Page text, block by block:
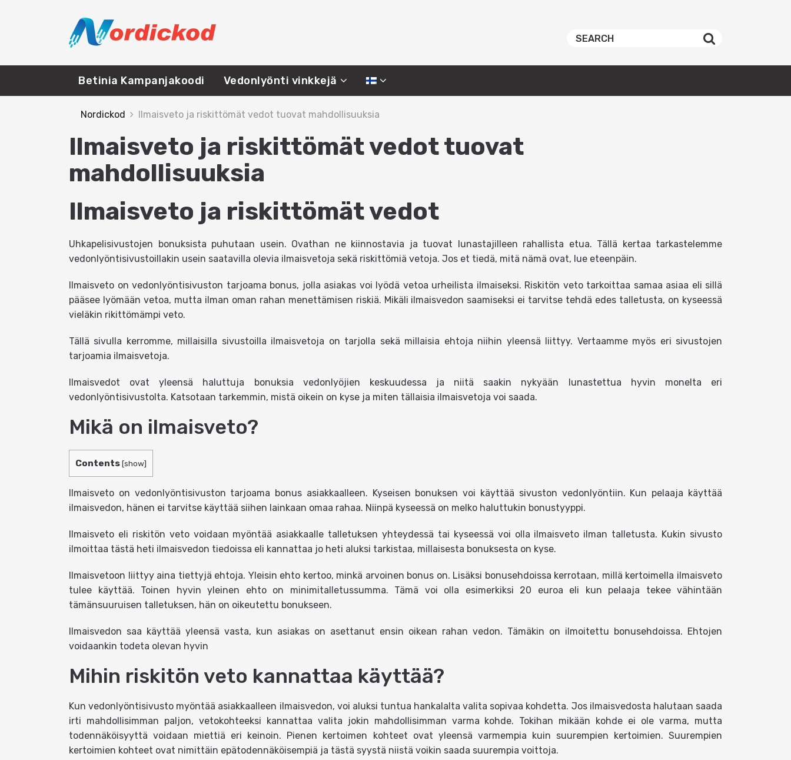
Betinia Kampanjakoodi Vedonlyönti vinkkejä
Nordickod Ilmaisveto ja riskittömät vedot tuovat mahdollisuuksia
Ilmaisveto ja riskittömät vedot tuovat
mahdollisuuksia
Ilmaisveto ja riskittömät vedot
Uhkapelisivustojen bonuksista puhutaan usein. Ovathan ne kiinnostavia ja tuovat lunastajilleen rahallista etua. Tällä kertaa tarkastelemme
vedonlyöntisivustoillakin usein saatavilla olevia ilmaisvetoja sekä riskittömiä vetoja. Jos et tiedä, mitä nämä ovat, lue eteenpäin.
Ilmaisveto on vedonlyöntisivuston tarjoama bonus, jolla asiakas voi lyödä vetoa urheilista ilmaiseksi. Riskitön veto tarkoittaa samaa asiaa eli sillä
pääsee lyömään vetoa, mutta ilman oman rahan menettämisen riskiä. Mikäli ilmaisvedon saamiseksi ei tarvitse tehdä edes talletusta, on kyseessä
vieläkin rikittömämpi veto.
Tällä sivulla kerromme, millaisilla sivustoilla ilmaisvetoja on tarjolla sekä millaisia ehtoja niihin yleensä liittyy. Vertaamme myös eri sivustojen
tarjoamia ilmaisvetoja.
Ilmaisvedot ovat yleensä haluttuja bonuksia vedonlyöjien keskuudessa ja niitä saakin nykyään lunastettua hyvin monelta eri
vedonlyöntisivustolta. Katsotaan tarkemmin, mistä oikein on kyse ja miten tällaisia ilmaisvetoja voi saada.
Mikä on ilmaisveto?
Contents[show]
Ilmaisveto on vedonlyöntisivuston tarjoama bonus asiakkaalleen. Kyseisen bonuksen voi käyttää sivuston vedonlyöntiin. Kun pelaaja käyttää
ilmaisvedon, hänen ei tarvitse käyttää siihen lainkaan omaa rahaa. Niinpä kyseessä on melko haluttukin bonustyyppi.
Ilmaisveto eli riskitön veto voidaan myöntää asiakkaalle talletuksen yhteydessä tai kyseessä voi olla ilmaisveto ilman talletusta. Kukin sivusto
ilmoittaa tästä heti ilmaisvedon tiedoissa eli kannattaa jo heti aluksi tarkistaa, millaisesta bonuksesta on kyse.
Ilmaisvetoon liittyy aina tiettyjä ehtoja. Yleisin ehto kertoo, minkä arvoinen bonus on. Lisäksi bonusehdoissa kerrotaan, millä kertoimella ilmaisveto
tulee käyttää. Toinen hyvin yleinen ehto on minimitalletussumma. Tämä voi olla esimerkiksi 20 euroa eli kun pelaaja tekee vähintään
tämänsuuruisen talletuksen, hän on oikeutettu bonukseen.
Ilmaisvedon saa käyttää yleensä vasta, kun asiakas on asettanut ensin oikean rahan vedon. Tämäkin on ilmoitettu bonusehdoissa. Ehtojen
voidaankin todeta olevan hyvin
Mihin riskitön veto kannattaa käyttää?
Kun vedonlyöntisivusto myöntää asiakkaalleen ilmaisvedon, voi aluksi tuntua hankalalta valita sopivaa kohdetta. Jos ilmaisvedosta halutaan saada
irti mahdollisimman paljon, vetokohteeksi kannattaa valita jokin mahdollisimman varma kohde. Tokihan mikään kohde ei ole varma, mutta
todennäköisyyttä voidaan miettiä eri keinoin. Pienen kertoimen kohteet ovat yleensä varmempia kuin suurempien kertoimien. Suurempien
kertoimien kohteet ovat nimittäin epätodennäköisempiä ja tästä syystä niistä voikin saada suurempia voittoja.